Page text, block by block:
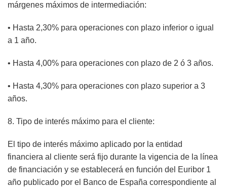
márgenes máximos de intermediación:
• Hasta 2,30% para operaciones con plazo inferior o igual
a 1 año.
• Hasta 4,00% para operaciones con plazo de 2 ó 3 años.
• Hasta 4,30% para operaciones con plazo superior a 3
años.
8. Tipo de interés máximo para el cliente:
El tipo de interés máximo aplicado por la entidad
financiera al cliente será fijo durante la vigencia de la línea
de financiación y se establecerá en función del Euribor 1
año publicado por el Banco de España correspondiente al